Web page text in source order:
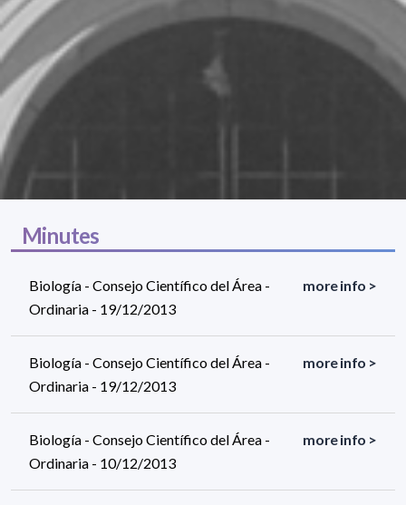
Minutes
Biología - Consejo Científico del Área -
Ordinaria - 19/12/2013
more info >
Biología - Consejo Científico del Área -
Ordinaria - 19/12/2013
more info >
Biología - Consejo Científico del Área -
Ordinaria - 10/12/2013
more info >